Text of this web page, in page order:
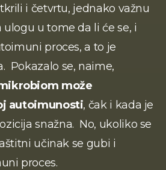
i četvrtu, jednako važnu
u tome da li će se, i
proces, a to je
Pokazalo se, naime,
može
autoimunosti, čak i kada je
snažna.  No, ukoliko se
učinak se gubi i
proces.